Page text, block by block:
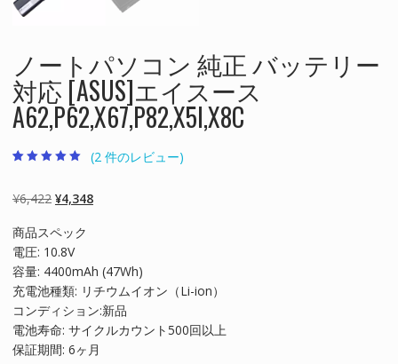
ノートパソコン 純正 バッテリー
対応 [ASUS]エイスース
A62,P62,X67,P82,X5I,X8C
評価のうち、
5.00点
(2 件のレビュー)
¥6,422 元
価
格
は
¥6,422
で
し
た。
¥4,348現
格
は
¥4,348
で
す。
商品スペック
電圧: 10.8V
容量: 4400mAh (47Wh)
充電池種類: リチウムイオン（Li-ion）
コンディション:新品
電池寿命: サイクルカウント500回以上
保証期間: 6ヶ月